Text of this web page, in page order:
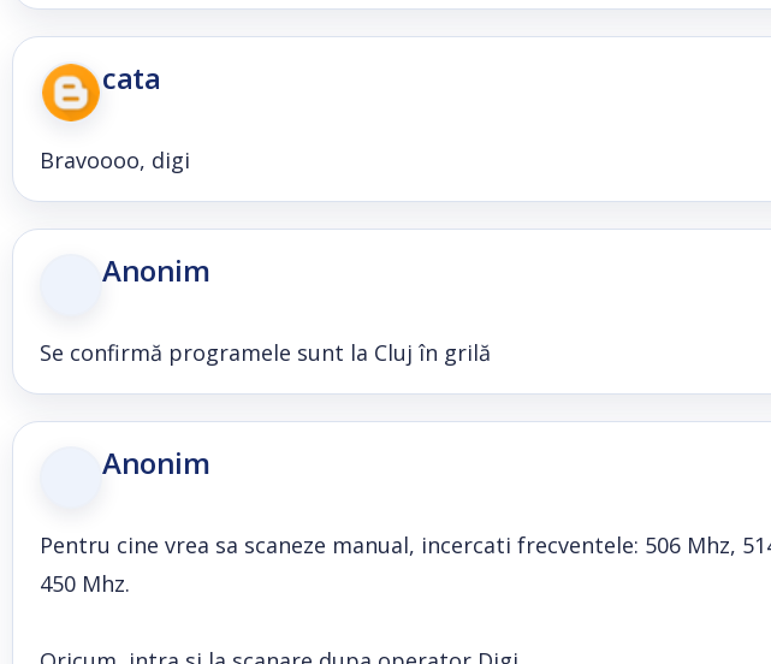
cata
Bravoooo, digi
Anonim
Se confirmă programele sunt la Cluj în grilă
Anonim
Pentru cine vrea sa scaneze manual, incercati frecventele: 506 Mhz,
450 Mhz.